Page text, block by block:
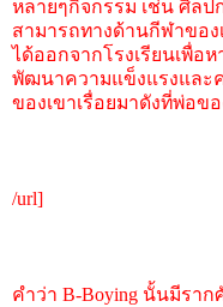
หลายๆกิจกรรม เช่น ศิล
สามารถทางด้านกีฬาของ
ได้ออกจากโรงเรียนเพื่อ
พัฒนาความแข็งแรงและ
ของเขาเรื่อยมาดังที่พ่อข
/url]
คำว่า B-Boying นั้นมีรา